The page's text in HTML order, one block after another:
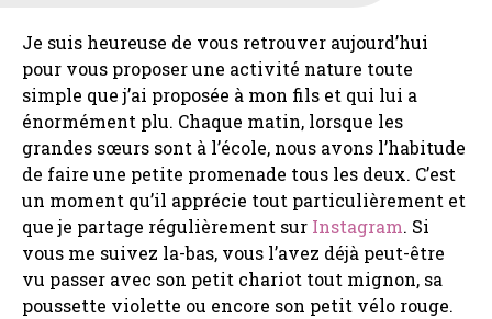
Je suis heureuse de vous retrouver aujourd’hui
pour vous proposer une activité nature toute
simple que j’ai proposée à mon fils et qui lui a
énormément plu. Chaque matin, lorsque les
grandes sœurs sont à l’école, nous avons l’habitude
de faire une petite promenade tous les deux. C’est
un moment qu’il apprécie tout particulièrement et
que je partage régulièrement sur Instagram. Si
vous me suivez la-bas, vous l’avez déjà peut-être
vu passer avec son petit chariot tout mignon, sa
poussette violette ou encore son petit vélo rouge.